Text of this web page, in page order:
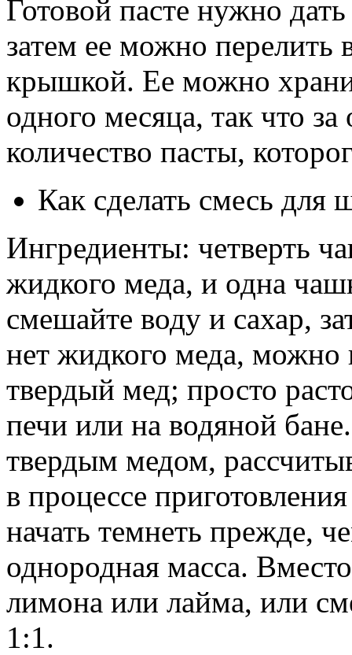
Готовой пасте нужно
затем ее можно перелить
крышкой. Ее можно
одного месяца, так что
количество пасты,
Как сделать смесь для
Ингредиенты: четверть
жидкого меда, и одна
смешайте воду и сахар,
нет жидкого меда, можно
твердый мед; просто
печи или на водяной
твердым медом,
в процессе
начать темнеть прежде,
однородная масса.
лимона или лайма, или
1:1.